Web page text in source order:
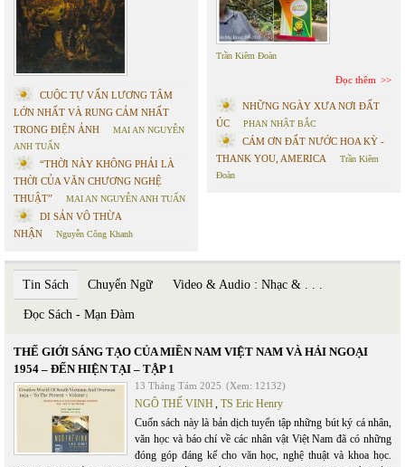
CUỘC TỰ VẤN LƯƠNG TÂM
LỚN NHẤT VÀ RUNG CẢM NHẤT
TRONG ĐIỆN ẢNH
MAI AN NGUYỄN
ANH TUẤN
“THỜI NÀY KHÔNG PHẢI LÀ
THỜI CỦA VĂN CHƯƠNG NGHỆ
THUẬT”
MAI AN NGUYỄN ANH TUẤN
DI SẢN VÔ THỪA
NHẬN
Nguyễn Công Khanh
Trần Kiêm Đoàn
Đọc thêm
NHỮNG NGÀY XƯA NƠI ĐẤT
ÚC
PHAN NHẬT BẮC
CÁM ƠN ĐẤT NƯỚC HOA KỲ -
THANK YOU, AMERICA
Trần Kiêm
Đoàn
Tin Sách Chuyển Ngữ Video & Audio : Nhạc & . . .
Đọc Sách - Mạn Đàm
THẾ GIỚI SÁNG TẠO CỦA MIỀN NAM VIỆT NAM VÀ HẢI NGOẠI
1954 – ĐẾN HIỆN TẠI – TẬP 1
13 Tháng Tám 2025 (Xem: 12132)
NGÔ THẾ VINH, TS Eric Henry
Cuốn sách này là bản dịch tuyển tập những bút ký cá nhân,
văn học và báo chí về các nhân vật Việt Nam đã có những
đóng góp đáng kể cho văn học, nghệ thuật và khoa học.